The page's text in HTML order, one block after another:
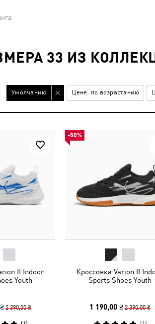
33 ИЗ
Умолчанию Цене: по возрастанию
II Indoor
Youth
2 390,00 ₴
-50%
Кроссовки Varion II
Sports Shoes Youth
1 190,00 ₴ 2 390,00 ₴